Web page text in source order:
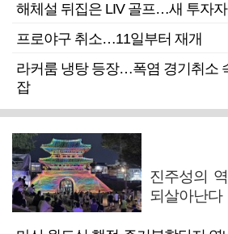
해체설 뒤집은 LIV 골프…새 투자자
프로야구 취소…11일부터 재개
라커룸 냉탕 등장…폭염 경기취소
잡
진주성의
되살아난다